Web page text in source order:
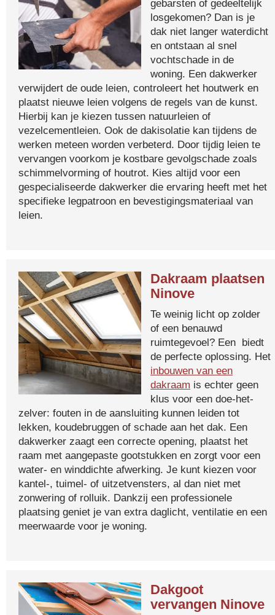
gebarsten of gedeeltelijk
losgekomen? Dan is je
dak niet langer waterdicht
en ontstaan al snel
vochtschade in de
woning. Een dakwerker
verwijdert de oude leien, controleert het houtwerk en
plaatst nieuwe leien volgens de regels van de kunst.
Hierbij kan je kiezen tussen natuurleien of
vezelcementleien. Ook de dakisolatie kan tijdens de
werken meteen worden verbeterd. Door tijdig leien te
vervangen voorkom je kostbare gevolgschade zoals
schimmelvorming of houtrot. Kies altijd voor een
gespecialiseerde dakwerker die ervaring heeft met het
specifieke legpatroon en bevestigingsmateriaal van
leien.
Dakraam plaatsen
Ninove
Te weinig licht op zolder
of een benauwd
ruimtegevoel? Een biedt
de perfecte oplossing. Het
inbouwen van een
dakraam is echter geen
klus voor een doe-het-
zelver: fouten in de aansluiting kunnen leiden tot
lekken, koudebruggen of schade aan het dak. Een
dakwerker zaagt een correcte opening, plaatst het
raam met aangepaste gootstukken en zorgt voor een
water- en winddichte afwerking. Je kunt kiezen voor
kantel-, tuimel- of uitzetvensters, al dan niet met
zonwering of rolluik. Dankzij een professionele
plaatsing geniet je van extra daglicht, ventilatie en een
meerwaarde voor je woning.
Dakgoot
vervangen Ninove